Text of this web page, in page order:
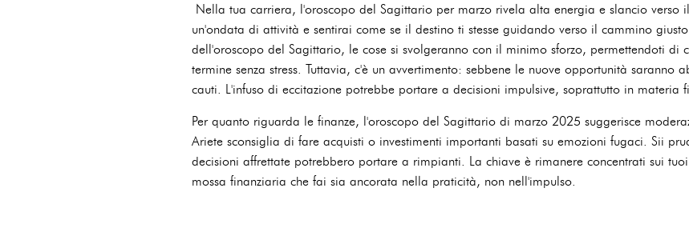
Nella tua carriera, l'oroscopo del Sagittario per marzo rivela alta energia e slancio verso
un'ondata di attività e sentirai come se il destino ti stesse guidando verso il cammino
dell'oroscopo del Sagittario, le cose si svolgeranno con il minimo sforzo, permettendoti di
termine senza stress. Tuttavia, c'è un avvertimento: sebbene le nuove opportunità saranno
cauti. L'infuso di eccitazione potrebbe portare a decisioni impulsive, soprattutto in materia
Per quanto riguarda le finanze, l'oroscopo del Sagittario di marzo 2025 suggerisce
Ariete sconsiglia di fare acquisti o investimenti importanti basati su emozioni fugaci. Sii
decisioni affrettate potrebbero portare a rimpianti. La chiave è rimanere concentrati sui
mossa finanziaria che fai sia ancorata nella praticità, non nell'impulso.